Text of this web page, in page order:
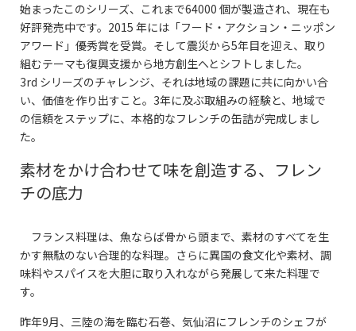
始まったこのシリーズ、これまで64000 個が製造され、現在も
好評発売中です。 2015 年には「フード・アクション・ニッポン
アワード」優秀賞を受賞。そして震災から5年目を迎え、取り
組むテーマも復興支援から地方創生へとシフトしました。
3rd シリーズのチャレンジ、それは地域の課題に共に向かい合
い、価値を作り出すこと。 3年に及ぶ取組みの経験と、地域で
の信頼をステップに、本格的なフレンチの缶詰が完成しまし
た。
素材をかけ合わせて味を創造する、フレン
チの底力
フランス料理は、魚ならば骨から頭まで、素材のすべてを生
かす無駄のない合理的な料理。さらに異国の食文化や素材、調
味料やスパイスを大胆に取り入れながら発展して来た料理で
す。
昨年9月、三陸の海を臨む石巻、気仙沼にフレンチのシェフが